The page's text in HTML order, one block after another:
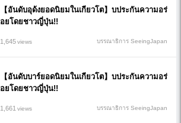
【อันดับอุด้งยอดนิยมในเกียวโต】บประกันความอร่
อยโดยชาวญี่ปุ่น!!
1,645views บรรณาธิการ SeeingJapan
【อันดับบาร์ยอดนิยมในเกียวโต】บประกันความอร่
อยโดยชาวญี่ปุ่น!!
1,661 views บรรณาธิการ SeeingJapan